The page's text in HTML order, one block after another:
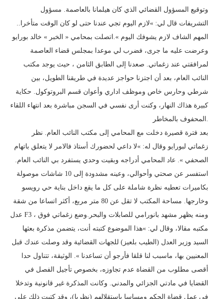
وتوقيع المسؤول القضائي الذي كان هيلمانا بالعاصمة. مسؤول
التشريفات قال لي: »لازم اليوم تجي عندنا حتى لو كان الوقت متأخرا..
المهم الشاف لازم يشوفك اليوم ».اتصلت بمحامي « الخبر » خالد بورايو
وعرضت عليه ما جرى، فضرب لي موعدا بمجلس قضاء العاصمة
لمرافقتي عند زغماتي. صعدنا إلى الطابق الثامن ، حيث يوجد مكتب
النائب العام، بعد أن اجتزنا حواجز عديدة في طريقنا الطويل، بين
شرطي وحارس خاص وموظف اداري وأعوان قسم البروتوكول. حكاية
كبيرة هذاك النهار، وكنت أرى نفسي في السجن مباشرة بعد انتهاء اللقاء
المحفوف بالمخاطر.
بعد فترة قصيرة دخلت مع المحامي إلى مكتب النائب العام. نظر
زغماتي لبورايو وقال له: »لا داعي لحضورك أستاذ فالامر لا يتعلق باتهام
الصحفي ». عاد المحامي أدراجه وبقيت وحدي يستفرد بي النائب العام.
استفسر عن صحتي وأحوالي، وعينه مشدودة إلى 10 شاشات موصولة
بكاميرات تعطيه نظرة شاملة على كل ما يقع داخل بناية حي رويسو
وخارجها. مساحة المكتب لا تقل عن 80 متر مربع، أكثر اتساعا من شقة
عدل F3 ، ومنه يظهر مشهد بانورامي للصابلات والبحر.وضع زغماتي فوق
مكتبه مقالا، وقال لي: »هذا الموضوع كتبته أنت، يتضمن مذكرة بعثها
السيد وزير العدل (الطيب بلعيز) للجهات القضائية وقد وصلت عندك قبل
المعنيين بها، ماسبب لنا قلقا فأرجو أن تساعدنا ». الوثيقة، تتناول حدا
أقصى مطلوب من القضاة عدم تجاوزه، بخصوص تأجيل الفصل في
القضايا في مادتي الجزائي والمدني. وكانت المذكرة غير قانونية وتدخلا
في عمل قضاة الحكم ومساسا باستقلالهم (نظريا)، وقد كتبت ذلك على